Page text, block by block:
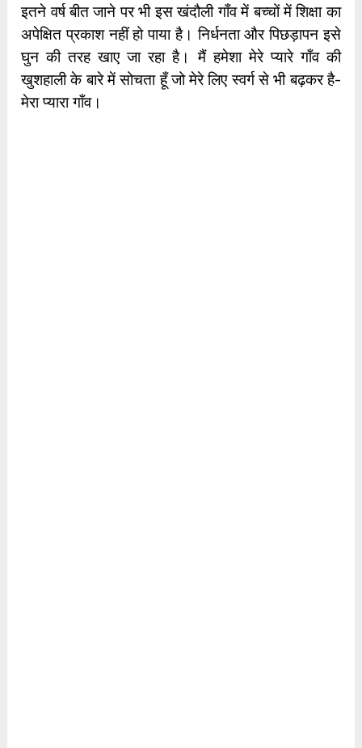
इतने वर्ष बीत जाने पर भी इस खंदौली गाँव में बच्चों में शिक्षा का
अपेक्षित प्रकाश नहीं हो पाया है। निर्धनता और पिछड़ापन इसे
घुन की तरह खाए जा रहा है। मैं हमेशा मेरे प्यारे गाँव की
खुशहाली के बारे में सोचता हूँ जो मेरे लिए स्वर्ग से भी बढ़कर है-
मेरा प्यारा गाँव।